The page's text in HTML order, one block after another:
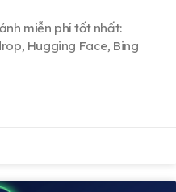
miễn phí tốt nhất:
Hugging Face, Bing